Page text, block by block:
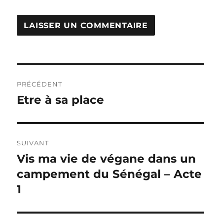
de
PRÉCÉDENT
Publication
Etre à sa place
SUIVANT
Publication
suivante :
Vis ma vie de végane dans un
campement du Sénégal – Acte
1